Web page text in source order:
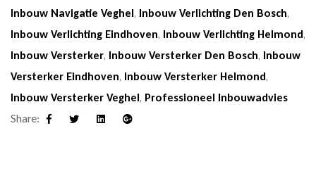
Inbouw Navigatie Veghel, Inbouw Verlichting Den Bosch,
Inbouw Verlichting Eindhoven, Inbouw Verlichting Helmond,
Inbouw Versterker, Inbouw Versterker Den Bosch, Inbouw
Versterker Eindhoven, Inbouw Versterker Helmond,
Inbouw Versterker Veghel, Professioneel Inbouwadvies
Share: